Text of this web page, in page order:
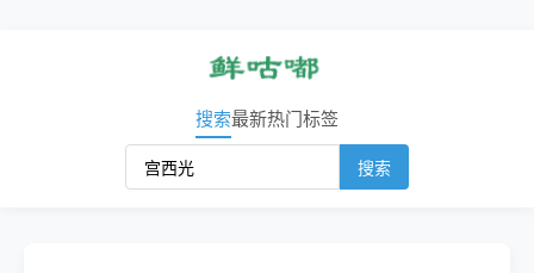
搜索最新热门标签
搜索